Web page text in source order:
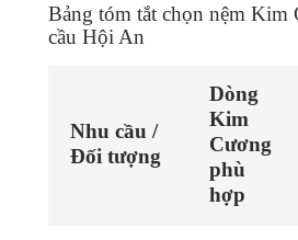
Bảng tóm tắt chọn nệm Kim
cầu Hội An
Nhu cầu /
Đối tượng
Dòng
Kim
Cương
phù
hợp